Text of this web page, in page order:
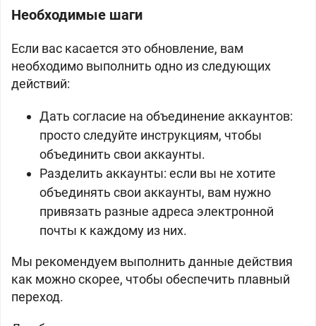
Необходимые шаги
Если вас касается это обновление, вам
необходимо выполнить одно из следующих
действий:
Дать согласие на объединение аккаунтов:
просто следуйте инструкциям, чтобы
объединить свои аккаунты.
Разделить аккаунты: если вы не хотите
объединять свои аккаунты, вам нужно
привязать разные адреса электронной
почты к каждому из них.
Мы рекомендуем выполнить данные действия
как можно скорее, чтобы обеспечить плавный
переход.